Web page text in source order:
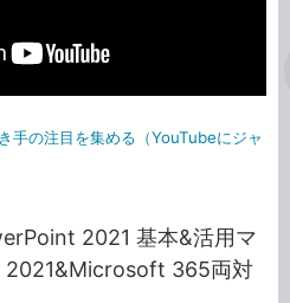
手の注目を集める（YouTubeにジャ
2021 基本&活用マ
2021&Microsoft 365両対